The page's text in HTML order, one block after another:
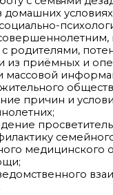
родителями,
из приёмных и
массовой
причин и
медицинского